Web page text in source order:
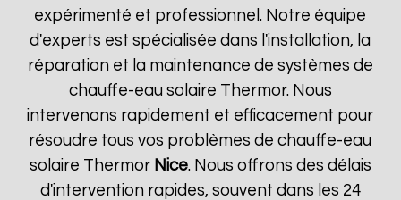
expérimenté et professionnel. Notre équipe
d'experts est spécialisée dans l'installation, la
réparation et la maintenance de systèmes de
chauffe-eau solaire Thermor. Nous
intervenons rapidement et efficacement pour
résoudre tous vos problèmes de chauffe-eau
solaire Thermor Nice. Nous offrons des délais
d'intervention rapides, souvent dans les 24